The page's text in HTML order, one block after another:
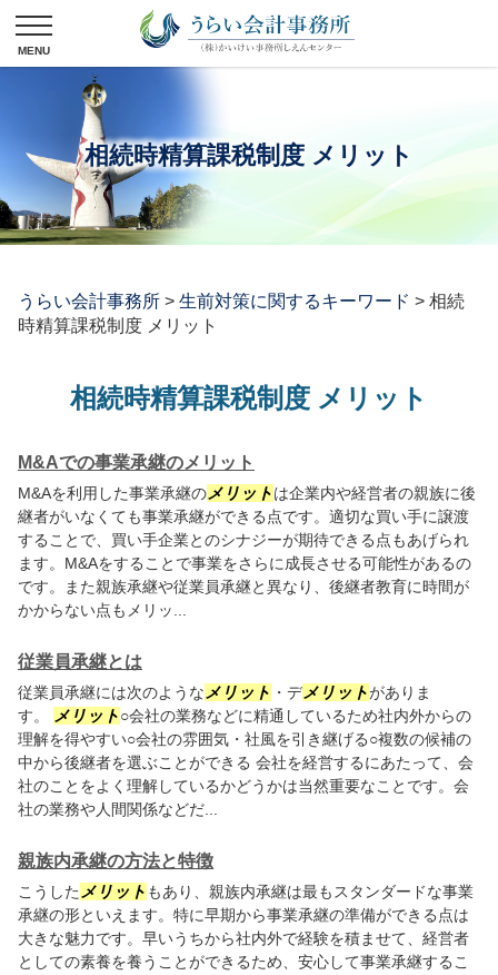
相続時精算課税制度 メリット
うらい会計事務所 > 生前対策に関するキーワード > 相続
時精算課税制度 メリット
相続時精算課税制度 メリット
M&Aでの事業承継のメリット
M&Aを利用した事業承継のメリットは企業内や経営者の親族に後
継者がいなくても事業承継ができる点です。適切な買い手に譲渡
することで、買い手企業とのシナジーが期待できる点もあげられ
ます。M&Aをすることで事業をさらに成長させる可能性があるの
です。また親族承継や従業員承継と異なり、後継者教育に時間が
かからない点もメリッ...
従業員承継とは
従業員承継には次のような メリット ・デメリットがありま
す。
メリット○会社の業務などに精通しているため社内外からの
理解を得やすい○会社の雰囲気・社風を引き継げる○複数の候補の
中から後継者を選ぶことができる 会社を経営するにあたって、会
社のことをよく理解しているかどうかは当然重要なことです。会
社の業務や人間関係などだ...
親族内承継の方法と特徴
こうした メリット もあり、親族内承継は最もスタンダードな事業
承継の形といえます。特に早期から事業承継の準備ができる点は
大きな魅力です。早いうちから社内外で経験を積ませて、経営者
としての素養を養うことができるため、安心して事業承継するこ